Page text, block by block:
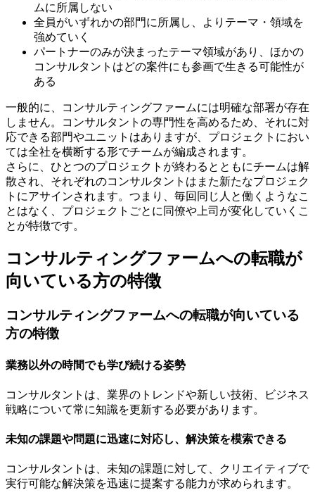
ムに所属しない
全員がいずれかの部門に所属し、よりテーマ・領域を
強めていく
パートナーのみが決まったテーマ領域があり、ほかの
コンサルタントはどの案件にも参画で生きる可能性が
ある
一般的に、コンサルティングファームには明確な部署が存在
しません。コンサルタントの専門性を高めるため、それに対
応できる部門やユニットはありますが、プロジェクトにおい
ては全社を横断する形でチームが編成されます。
さらに、ひとつのプロジェクトが終わるとともにチームは解
散され、それぞれのコンサルタントはまた新たなプロジェク
トにアサインされます。つまり、毎回同じ人と働くようなこ
とはなく、プロジェクトごとに同僚や上司が変化していくこ
とが特徴です。
コンサルティングファームへの転職が
向いている方の特徴
コンサルティングファームへの転職が向いている
方の特徴
業務以外の時間でも学び続ける姿勢
コンサルタントは、業界のトレンドや新しい技術、ビジネス
戦略について常に知識を更新する必要があります。
未知の課題や問題に迅速に対応し、解決策を模索できる
コンサルタントは、未知の課題に対して、クリエイティブで
実行可能な解決策を迅速に提案する能力が求められます。